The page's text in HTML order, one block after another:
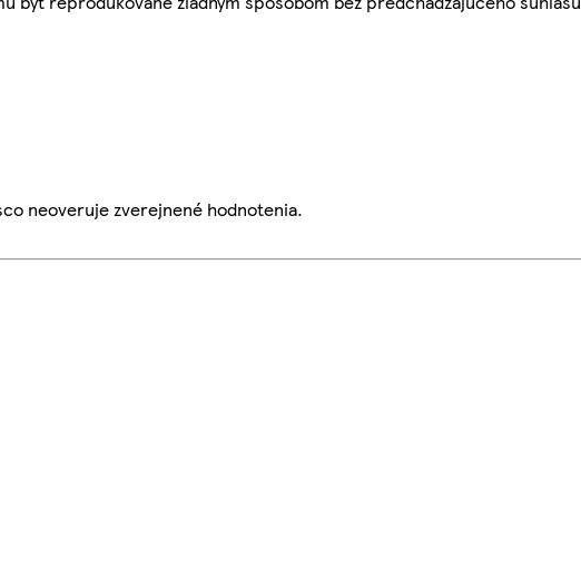
neoveruje zverejnené hodnotenia.